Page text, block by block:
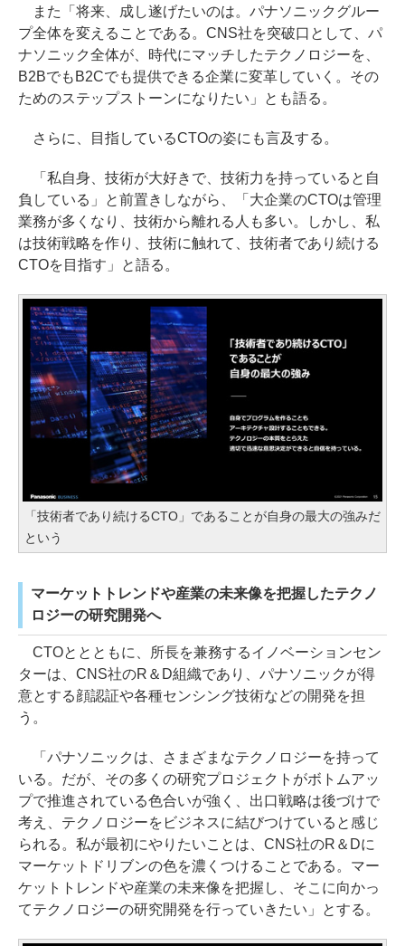
また「将来、成し遂げたいのは。パナソニックグルー
プ全体を変えることである。CNS社を突破口として、パ
ナソニック全体が、時代にマッチしたテクノロジーを、
B2BでもB2Cでも提供できる企業に変革していく。その
ためのステップストーンになりたい」とも語る。
さらに、目指しているCTOの姿にも言及する。
「私自身、技術が大好きで、技術力を持っていると自
負している」と前置きしながら、「大企業のCTOは管理
業務が多くなり、技術から離れる人も多い。しかし、私
は技術戦略を作り、技術に触れて、技術者であり続ける
CTOを目指す」と語る。
「技術者であり続けるCTO」であることが自身の最大の強みだ
という
マーケットトレンドや産業の未来像を把握したテクノ
ロジーの研究開発へ
CTOととともに、所長を兼務するイノベーションセン
ターは、CNS社のR＆D組織であり、パナソニックが得
意とする顔認証や各種センシング技術などの開発を担
う。
「パナソニックは、さまざまなテクノロジーを持って
いる。だが、その多くの研究プロジェクトがボトムアッ
プで推進されている色合いが強く、出口戦略は後づけで
考え、テクノロジーをビジネスに結びつけていると感じ
られる。私が最初にやりたいことは、CNS社のR＆Dに
マーケットドリブンの色を濃くつけることである。マー
ケットトレンドや産業の未来像を把握し、そこに向かっ
てテクノロジーの研究開発を行っていきたい」とする。